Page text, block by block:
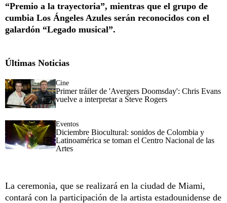
“Premio a la trayectoria”, mientras que el grupo de
cumbia Los Ángeles Azules serán reconocidos con el
galardón “Legado musical”.
Últimas Noticias
Cine
Primer tráiler de 'Avergers Doomsday': Chris Evans
vuelve a interpretar a Steve Rogers
Eventos
Diciembre Biocultural: sonidos de Colombia y
Latinoamérica se toman el Centro Nacional de las
Artes
La ceremonia, que se realizará en la ciudad de Miami,
contará con la participación de la artista estadounidense de